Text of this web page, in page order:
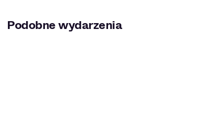
Podobne wydarzenia